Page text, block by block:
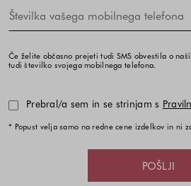
Če želite občasno prejeti tudi SMS obvestila o
tudi številko svojega mobilnega telefona.
Prebral/a sem in se strinjam s
* Popust velja samo na redne cene izdelkov in ni
POŠLJI